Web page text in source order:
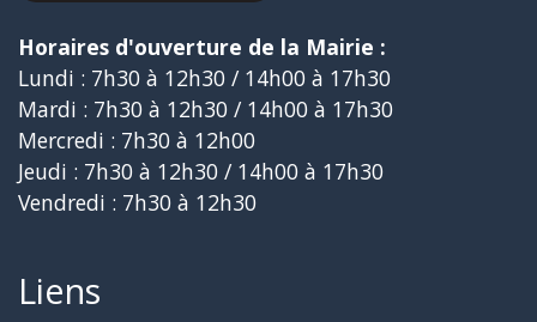
Horaires d'ouverture de la Mairie :
Lundi : 7h30 à 12h30 / 14h00 à 17h30
Mardi : 7h30 à 12h30 / 14h00 à 17h30
Mercredi : 7h30 à 12h00
Jeudi : 7h30 à 12h30 / 14h00 à 17h30
Vendredi : 7h30 à 12h30
Liens